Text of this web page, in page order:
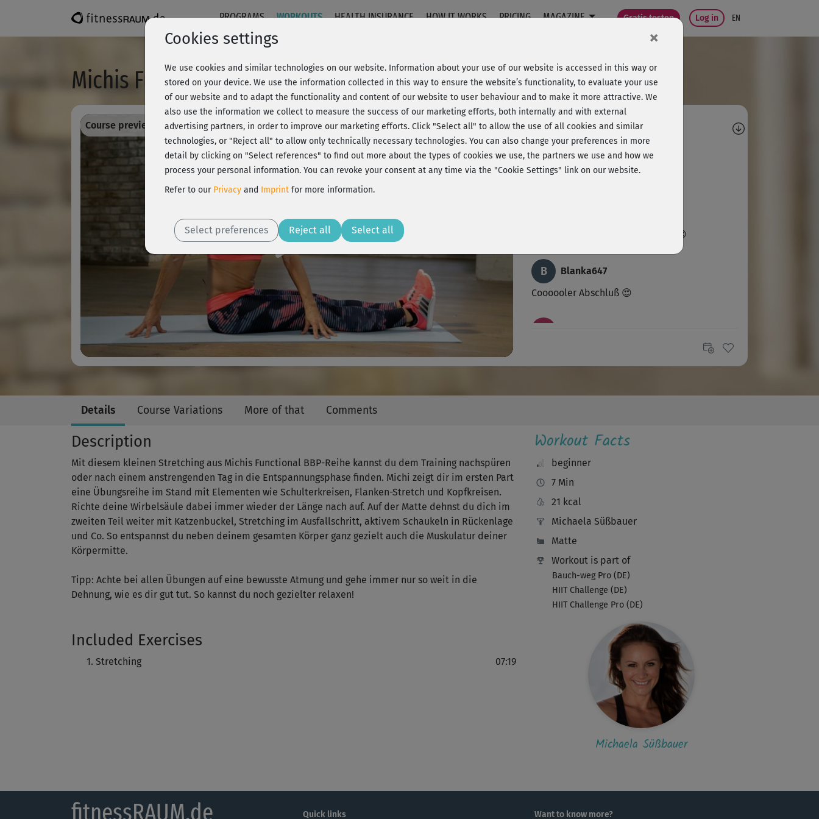
PROGRAMS WORKOUTS HEALTH INSURANCE HOW IT WORKS PRICING MAGAZINE Gratis testen Log in EN
Michis Functional BBP - Stretching
Play
Video
Course preview - register and train all! 20% Rabatt + Wunsch-Goodie Comments
S
Sabine 334
hat 🙂sehr gut getan
Hat Spaß gemacht und gut getan😍
B
Blanka647
Coooooler Abschluß 😍
Kristy
Runder Abschluss 🙂
Details Course Variations More of that Comments
Description
Mit diesem kleinen Stretching aus Michis Functional BBP-Reihe kannst du dem Training nachspüren
oder nach einem anstrengenden Tag in die Entspannungsphase finden. Michi zeigt dir im ersten Part
eine Übungsreihe im Stand mit Elementen wie Schulterkreisen, Flanken-Stretch und Kopfkreisen.
Richte deine Wirbelsäule dabei immer wieder der Länge nach auf. Auf der Matte dehnst du dich im
zweiten Teil weiter mit Katzenbuckel, Stretching im Ausfallschritt, aktivem Schaukeln in Rückenlage
und Co. So entspannst du neben deinem gesamten Körper ganz gezielt auch die Muskulatur deiner
Körpermitte.
Tipp: Achte bei allen Übungen auf eine bewusste Atmung und gehe immer nur so weit in die
Dehnung, wie es dir gut tut. So kannst du noch gezielter relaxen!
Included Exercises
Stretching 07:19
Workout Facts
beginner
7 Min
21 kcal
Michaela Süßbauer
Matte
Workout is part of
Bauch-weg Pro (DE)
HIIT Challenge (DE)
HIIT Challenge Pro (DE)
Michaela Süßbauer
fitnessRAUM.de Quick links Want to know more?
Cookies settings ×
We use cookies and similar technologies on our website. Information about your use of our website is accessed in this way or
stored on your device. We use the information collected in this way to ensure the website’s functionality, to evaluate your use
of our website and to adapt the functionality and content of our website to user behaviour and to make it more attractive. We
also use the information we collect to measure the success of our marketing efforts, both internally and with external
advertising partners, in order to improve our marketing efforts. Click "Select all" to allow the use of all cookies and similar
technologies, or "Reject all" to allow only technically necessary technologies. You can also change your preferences in more
detail by clicking on "Select references" to find out more about the types of cookies we use, the partners we use and how we
process your personal information. You can revoke your consent at any time via the "Cookie Settings" link on our website.
Refer to our Privacy and Imprint for more information.
Select preferences Reject all Select all